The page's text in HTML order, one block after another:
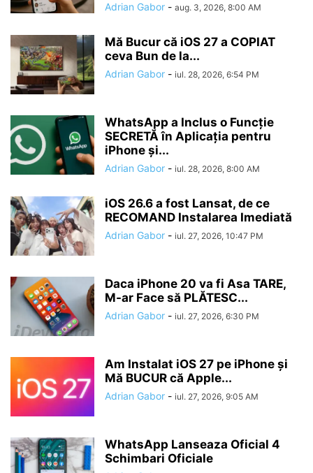
Adrian Gabor - aug. 3, 2026, 8:00 AM
Mă Bucur că iOS 27 a COPIAT
ceva Bun de la...
Adrian Gabor - iul. 28, 2026, 6:54 PM
WhatsApp a Inclus o Funcție
SECRETĂ în Aplicația pentru
iPhone și...
Adrian Gabor - iul. 28, 2026, 8:00 AM
iOS 26.6 a fost Lansat, de ce
RECOMAND Instalarea Imediată
Adrian Gabor - iul. 27, 2026, 10:47 PM
Daca iPhone 20 va fi Asa TARE,
M-ar Face să PLĂTESC...
Adrian Gabor - iul. 27, 2026, 6:30 PM
Am Instalat iOS 27 pe iPhone și
Mă BUCUR că Apple...
Adrian Gabor - iul. 27, 2026, 9:05 AM
WhatsApp Lanseaza Oficial 4
Schimbari Oficiale